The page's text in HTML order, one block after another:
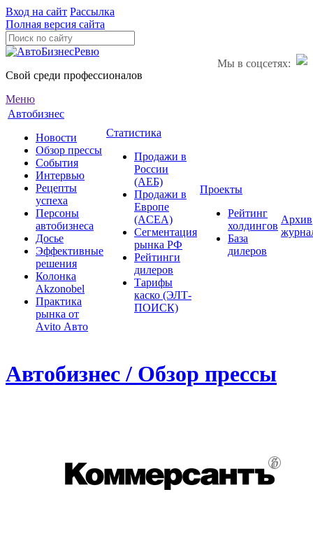
Вход на сайт Рассылка
Полная версия сайта
Мы в соцсетях:
Свой среди профессионалов
Меню
Автобизнес
Новости
Обзор прессы
События
Интервью
Рецепты
успеха
Персоны
автобизнеса
Досье
Эффективные
решения
Колонка
Akzonobel
Практика
рынка от
Аvito Авто
Статистика
Продажи в
России
(АЕБ)
Продажи в
Европе
(ACEA)
Сегментация
рынка РФ
Рейтинги
дилеров
Тарифы
каско (ЭЛТ-
ПОИСК)
Проекты
Рейтинг
холдингов
База
дилеров
Архив
Автобизнес / Обзор прессы